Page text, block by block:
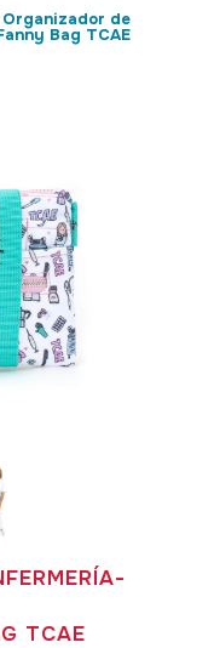
Organizador de
Bag TCAE
TCAE